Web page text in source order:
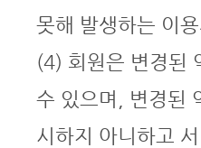
못해 발생하는 이
(4) 회원은 변경된
수 있으며, 변경된
시하지 아니하고